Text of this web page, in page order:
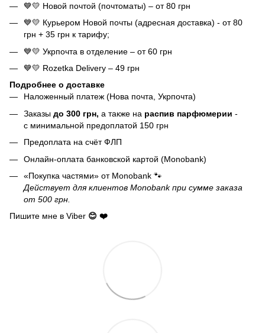
💙💛 Новой почтой (почтоматы) – от 80 грн
💙💛 Курьером Новой почты (адресная доставка) - от 80
грн + 35 грн к тарифу;
💙💛 Укрпочта в отделение – от 60 грн
💙💛 Rozetka Delivery – 49 грн
Подробнее о доставке
Наложенный платеж (Нова почта, Укрпочта)
Заказы до 300 грн, а также на распив парфюмерии -
с минимальной предоплатой 150 грн
Предоплата на счёт ФЛП
Онлайн-оплата банковской картой (Monobank)
«Покупка частями» от Monobank 🐾
Действует для клиентов Monobank при сумме заказа
от 500 грн.
Пишите мне в Viber 😊 ❤️